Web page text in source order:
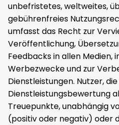
unbefristetes, weltweites,
gebührenfreies
umfasst das Recht zur
Veröffentlichung,
Feedbacks in allen Medien,
Werbezwecke und zur
Dienstleistungen. Nutzer,
Dienstleistungsbewertung
Treuepunkte, unabhängig
(positiv oder negativ) oder